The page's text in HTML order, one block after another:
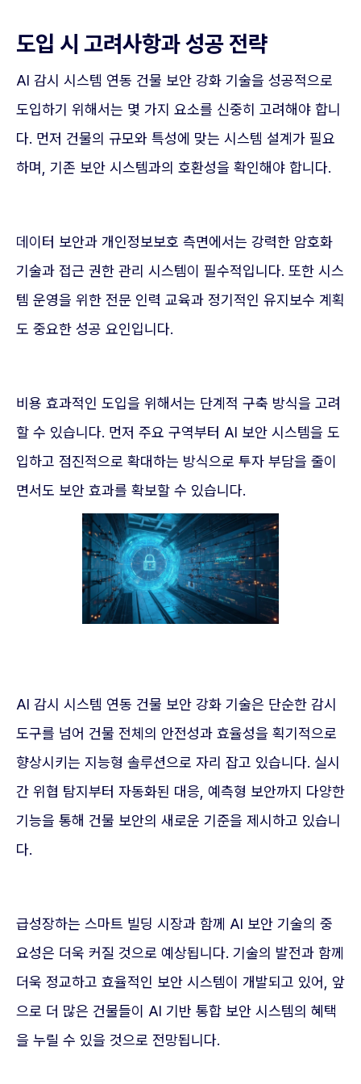
도입 시 고려사항과 성공 전략
AI 감시 시스템 연동 건물 보안 강화 기술을 성공적으로
도입하기 위해서는 몇 가지 요소를 신중히 고려해야 합니
다. 먼저 건물의 규모와 특성에 맞는 시스템 설계가 필요
하며, 기존 보안 시스템과의 호환성을 확인해야 합니다.
데이터 보안과 개인정보보호 측면에서는 강력한 암호화
기술과 접근 권한 관리 시스템이 필수적입니다. 또한 시스
템 운영을 위한 전문 인력 교육과 정기적인 유지보수 계획
도 중요한 성공 요인입니다.
비용 효과적인 도입을 위해서는 단계적 구축 방식을 고려
할 수 있습니다. 먼저 주요 구역부터 AI 보안 시스템을 도
입하고 점진적으로 확대하는 방식으로 투자 부담을 줄이
면서도 보안 효과를 확보할 수 있습니다.
AI 감시 시스템 연동 건물 보안 강화 기술은 단순한 감시
도구를 넘어 건물 전체의 안전성과 효율성을 획기적으로
향상시키는 지능형 솔루션으로 자리 잡고 있습니다. 실시
간 위협 탐지부터 자동화된 대응, 예측형 보안까지 다양한
기능을 통해 건물 보안의 새로운 기준을 제시하고 있습니
다.
급성장하는 스마트 빌딩 시장과 함께 AI 보안 기술의 중
요성은 더욱 커질 것으로 예상됩니다. 기술의 발전과 함께
더욱 정교하고 효율적인 보안 시스템이 개발되고 있어, 앞
으로 더 많은 건물들이 AI 기반 통합 보안 시스템의 혜택
을 누릴 수 있을 것으로 전망됩니다.